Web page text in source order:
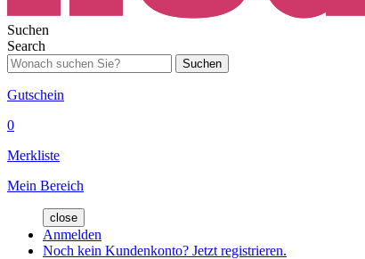
Suchen
Search
Suchen
Gutschein
0
Merkliste
Mein Bereich
close
Anmelden
Noch kein Kundenkonto? Jetzt registrieren.